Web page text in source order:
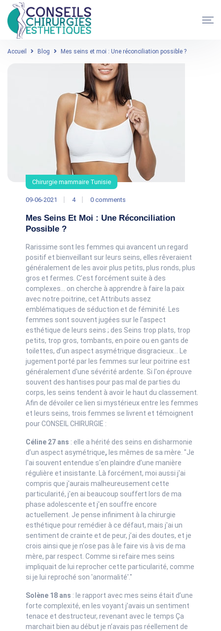
Accueil Blog Mes seins et moi : Une réconciliation possible ?
Chirurgie mammaire Tunisie
09-06-2021 4 0 comments
Mes Seins Et Moi : Une Réconciliation
Possible ?
Rarissime sont les femmes qui avancent un regard
positif et bienveillant sur leurs seins, elles rêveraient
généralement de les avoir plus petits, plus ronds, plus
gros et fermes. C’est forcément suite à des
complexes... on cherche à apprendre à faire la paix
avec notre poitrine, cet Attributs assez
emblématiques de séduction et de féminité. Les
femmes sont souvent jugées sur le l’aspect
esthétique de leurs seins ; des Seins trop plats, trop
petits, trop gros, tombants, en poire ou en gants de
toilettes, d’un aspect asymétrique disgracieux... Le
jugement porté par les femmes sur leur poitrine est
généralement d'une sévérité ardente. Si l'on éprouve
souvent des hantises pour pas mal de parties du
corps, les seins tendent à avoir le haut du classement.
Afin de dévoiler ce lien si mystérieux entre les femmes
et leurs seins, trois femmes se livrent et témoignent
pour CONSEIL CHIRURGIE :
Céline 27 ans : elle a hérité des seins en disharmonie
d’un aspect asymétrique, les mêmes de sa mère. "Je
l'ai souvent entendue s'en plaindre d’une manière
régulière et insistante. Là forcément, moi aussi j'ai
compris que j'aurais malheureusement cette
particularité, j'en ai beaucoup souffert lors de ma
phase adolescente et j'en souffre encore
actuellement. Je pense infiniment à la chirurgie
esthétique pour remédier à ce défaut, mais j'ai un
sentiment de crainte et de peur, j’ai des doutes, et je
crois ainsi que je n'ose pas à le faire vis à vis de ma
mère, par respect. Comme si refaire mes seins
impliquait de lui reprocher cette particularité, comme
si je lui reproché son 'anormalité'."
Solène 18 ans : le rapport avec mes seins était d’une
forte complexité, en les voyant j’avais un sentiment
tenace et destructeur, revenant avec le temps Ça
marchait bien au début je n’avais pas réellement de